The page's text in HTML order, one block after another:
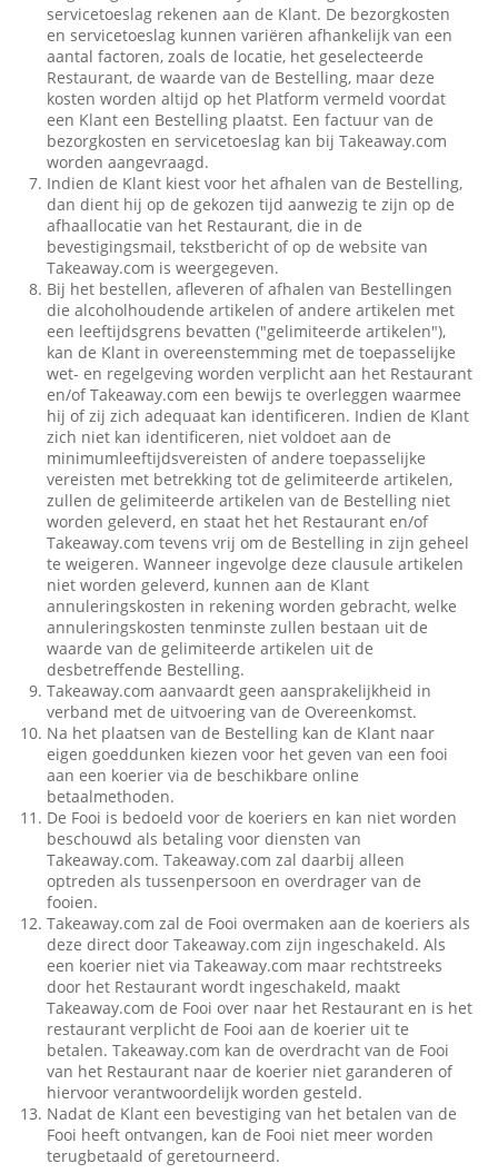
servicetoeslag rekenen aan de Klant. De bezorgkosten
en servicetoeslag kunnen variëren afhankelijk van een
aantal factoren, zoals de locatie, het geselecteerde
Restaurant, de waarde van de Bestelling, maar deze
kosten worden altijd op het Platform vermeld voordat
een Klant een Bestelling plaatst. Een factuur van de
bezorgkosten en servicetoeslag kan bij Takeaway.com
worden aangevraagd.
Indien de Klant kiest voor het afhalen van de Bestelling,
dan dient hij op de gekozen tijd aanwezig te zijn op de
afhaallocatie van het Restaurant, die in de
bevestigingsmail, tekstbericht of op de website van
Takeaway.com is weergegeven.
Bij het bestellen, afleveren of afhalen van Bestellingen
die alcoholhoudende artikelen of andere artikelen met
een leeftijdsgrens bevatten ("gelimiteerde artikelen"),
kan de Klant in overeenstemming met de toepasselijke
wet- en regelgeving worden verplicht aan het Restaurant
en/of Takeaway.com een bewijs te overleggen waarmee
hij of zij zich adequaat kan identificeren. Indien de Klant
zich niet kan identificeren, niet voldoet aan de
minimumleeftijdsvereisten of andere toepasselijke
vereisten met betrekking tot de gelimiteerde artikelen,
zullen de gelimiteerde artikelen van de Bestelling niet
worden geleverd, en staat het het Restaurant en/of
Takeaway.com tevens vrij om de Bestelling in zijn geheel
te weigeren. Wanneer ingevolge deze clausule artikelen
niet worden geleverd, kunnen aan de Klant
annuleringskosten in rekening worden gebracht, welke
annuleringskosten tenminste zullen bestaan uit de
waarde van de gelimiteerde artikelen uit de
desbetreffende Bestelling.
Takeaway.com aanvaardt geen aansprakelijkheid in
verband met de uitvoering van de Overeenkomst.
Na het plaatsen van de Bestelling kan de Klant naar
eigen goeddunken kiezen voor het geven van een fooi
aan een koerier via de beschikbare online
betaalmethoden.
De Fooi is bedoeld voor de koeriers en kan niet worden
beschouwd als betaling voor diensten van
Takeaway.com. Takeaway.com zal daarbij alleen
optreden als tussenpersoon en overdrager van de
fooien.
Takeaway.com zal de Fooi overmaken aan de koeriers als
deze direct door Takeaway.com zijn ingeschakeld. Als
een koerier niet via Takeaway.com maar rechtstreeks
door het Restaurant wordt ingeschakeld, maakt
Takeaway.com de Fooi over naar het Restaurant en is het
restaurant verplicht de Fooi aan de koerier uit te
betalen. Takeaway.com kan de overdracht van de Fooi
van het Restaurant naar de koerier niet garanderen of
hiervoor verantwoordelijk worden gesteld.
Nadat de Klant een bevestiging van het betalen van de
Fooi heeft ontvangen, kan de Fooi niet meer worden
terugbetaald of geretourneerd.